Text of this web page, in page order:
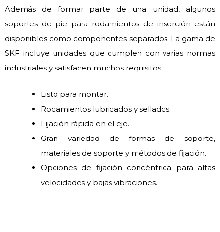
Además de formar parte de una unidad, algunos
soportes de pie para rodamientos de inserción están
disponibles como componentes separados. La gama de
SKF incluye unidades que cumplen con varias normas
industriales y satisfacen muchos requisitos.
Listo para montar.
Rodamientos lubricados y sellados.
Fijación rápida en el eje.
Gran variedad de formas de soporte,
materiales de soporte y métodos de fijación.
Opciones de fijación concéntrica para altas
velocidades y bajas vibraciones.